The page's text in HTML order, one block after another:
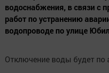
водоснабжения, в связи с
работ по устранению
водопроводе по улице
Отключение воды будет по